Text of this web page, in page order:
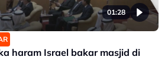
01:28
haram Israel bakar masjid di